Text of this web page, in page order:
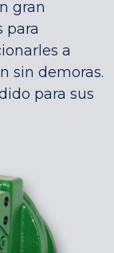
gran
para
a
sin demoras.
para sus